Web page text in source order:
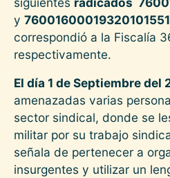
y
correspondió a la Fiscalía
respectivamente.
El día 1 de Septiembre del
amenazadas varias
sector sindical, donde se
militar por su trabajo
señala de pertenecer a
insurgentes y utilizar un